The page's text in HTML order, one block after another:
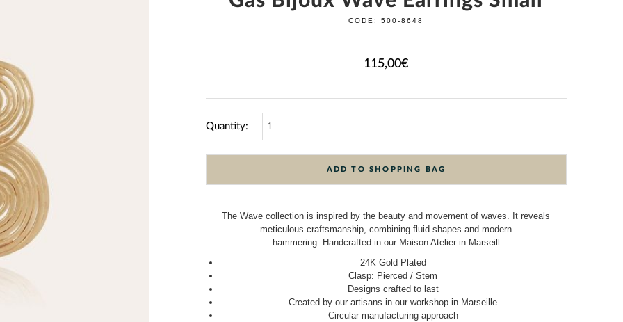
CODE:500-8648
115,00€
Quantity:
ADD TO SHOPPING BAG
The Wave collection is inspired by the beauty and movement of waves. It reveals
meticulous craftsmanship, combining fluid shapes and modern
hammering. Handcrafted in our Maison Atelier in Marseill
24K Gold Plated
Clasp: Pierced / Stem
Designs crafted to last
Created by our artisans in our workshop in Marseille
Circular manufacturing approach